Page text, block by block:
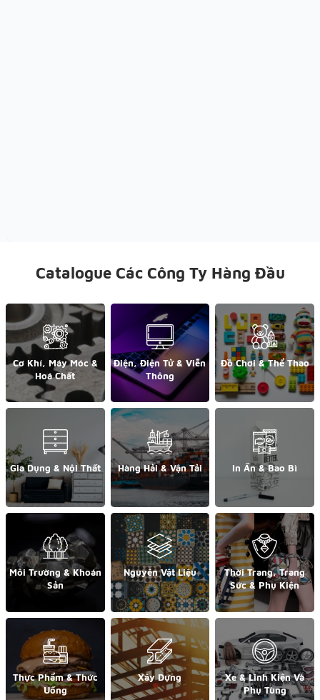
Catalogue Các Công Ty Hàng Đầu
Cơ Khí, Máy Móc &
Hoá Chất
Điện, Điện Tử & Viễn
Thông
Đồ Chơi & Thể Thao
Gia Dụng & Nội Thất Hàng Hải & Vận Tải In Ấn & Bao Bì
Môi Trường & Khoán
Sản
Nguyên Vật Liệu
Thời Trang, Trang
Sức & Phụ Kiện
Thực Phẩm & Thức
Uống
Xây Dựng
Xe & Linh Kiện Và
Phụ Tùng